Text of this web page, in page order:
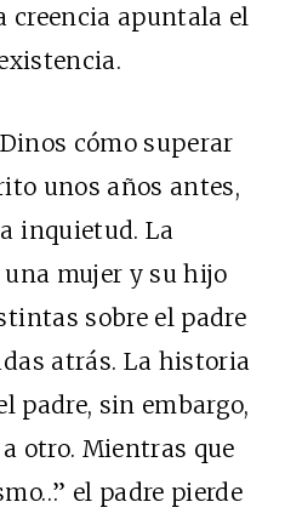
creencia apuntala el
cómo superar
unos años antes,
inquietud. La
mujer y su hijo
sobre el padre
atrás. La historia
padre, sin embargo,
otro. Mientras que
el padre pierde